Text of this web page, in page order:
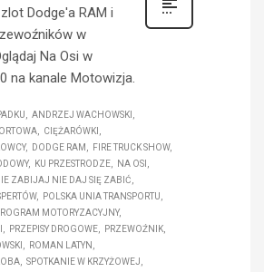
Dodge'a RAM i
w
Na Osi w
na kanale Motowizja.
ANDRZEJ WACHOWSKI
CIĘŻARÓWKI
DODGE RAM
FIRE TRUCK SHOW
KU PRZESTRODZE
NA OSI
ZABIJAJ NIE DAJ SIĘ ZABIĆ
POLSKA UNIA TRANSPORTU
MOTORYZACYJNY
PRZEPISY DROGOWE
PRZEWOŹNIK
ROMAN LATYN
SPOTKANIE W KRZYŻOWEJ